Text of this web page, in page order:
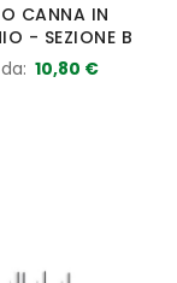
CANNA IN
- SEZIONE B
10,80 €